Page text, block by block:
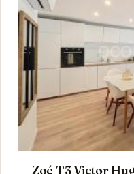
Zoé T3 Victor